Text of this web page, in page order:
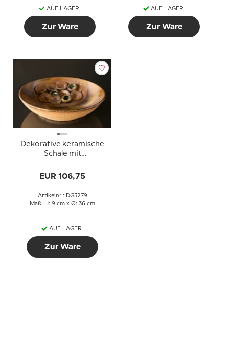
AUF LAGER
Zur Ware
AUF LAGER
Zur Ware
Dekorative keramische
Schale mit
EUR 106,75
Artikelnr.: DG3279
Maß: H: 9 cm x Ø: 36 cm
AUF LAGER
Zur Ware